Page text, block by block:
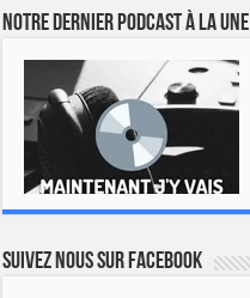
Notre dernier podcast à la une
Suivez nous sur Facebook